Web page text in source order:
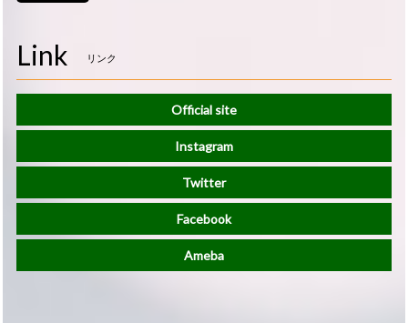
Link リンク
Official site
Instagram
Twitter
Facebook
Ameba